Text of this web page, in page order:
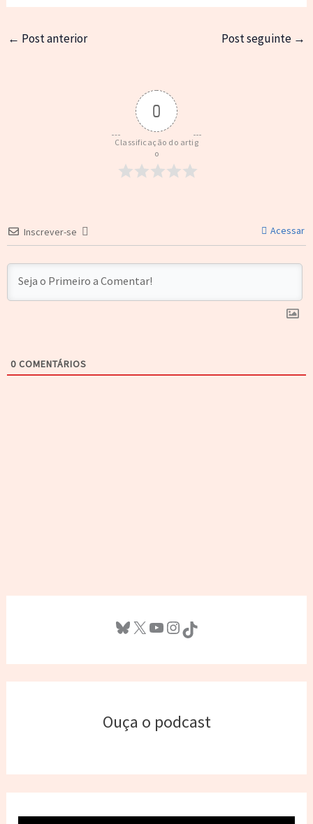
← Post anterior Post seguinte →
0
Classificação do artig
o
Inscrever-se Acessar
0 COMENTÁRIOS
Bluesky X Youtube InstagramTikTok
Ouça o podcast